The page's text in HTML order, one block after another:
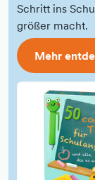
Schritt ins
größer macht.
Mehr